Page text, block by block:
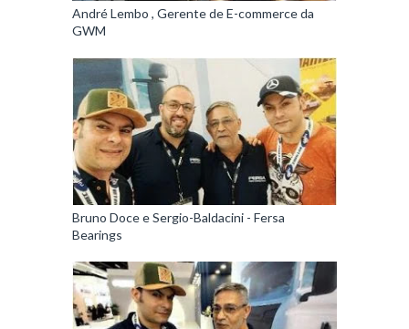
André Lembo , Gerente de E-commerce da
GWM
Bruno Doce e Sergio-Baldacini - Fersa
Bearings